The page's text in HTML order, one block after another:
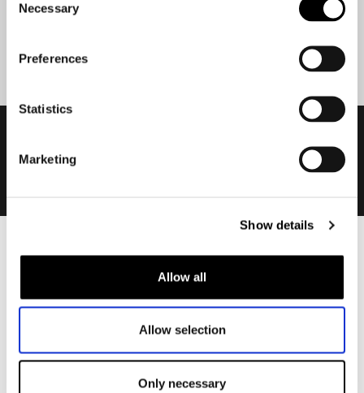
Selection
Necessary
Preferences
Statistics
Marketing
Show details
Allow all
Allow selection
Only necessary
Heren
Motorjas heren